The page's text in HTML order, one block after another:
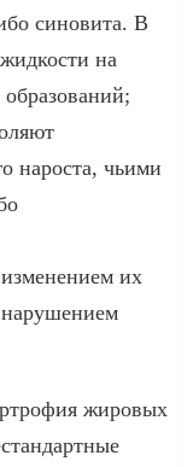
синовита. В
на
нароста, чьими
их
жировых